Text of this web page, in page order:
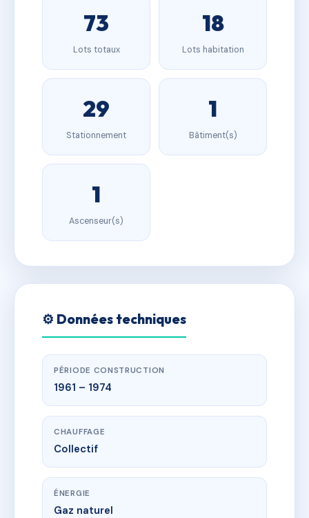
73
Lots totaux
18
Lots habitation
29
Stationnement
1
Bâtiment(s)
1
Ascenseur(s)
⚙️ Données techniques
PÉRIODE CONSTRUCTION
1961 – 1974
CHAUFFAGE
Collectif
ÉNERGIE
Gaz naturel